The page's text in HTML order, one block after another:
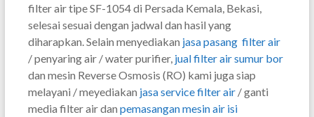
filter air tipe SF-1054 di Persada Kemala, Bekasi,
selesai sesuai dengan jadwal dan hasil yang
diharapkan. Selain menyediakan jasa pasang filter air
/ penyaring air / water purifier, jual filter air sumur bor
dan mesin Reverse Osmosis (RO) kami juga siap
melayani / meyediakan jasa service filter air/ ganti
media filter air dan pemasangan mesin air isi